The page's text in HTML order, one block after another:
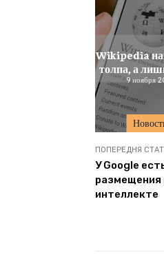
Wikipedia
толпа, а
9 ноября
ПОПЕРЕДНЯ
У Google
размещения
интеллекте